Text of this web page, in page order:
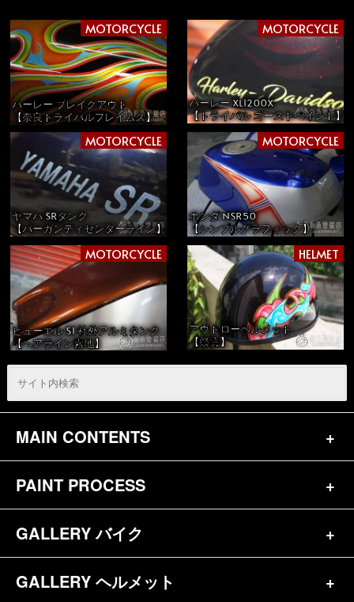
MOTORCYCLE
ハーレー ブレイクアウト
【奈良トライバルフレイムス】
MOTORCYCLE
ハーレー XL1200X
【トライバル ゴーストペイント】
MOTORCYCLE
ヤマハ SRタンク
【バーガンディセンターライン】
MOTORCYCLE
ホンダ NSR50
【シンプルグラフィック】
MOTORCYCLE
ビューエル S1 社外アルミタンク
【ヘアライン素地】
HELMET
アウトローヘルメット
【祭雲】
MAIN CONTENTS
トップページ
お問合せ
PAINT PROCESS
バイク（180）
ヘルメット（84）
GALLERY バイク
バイク一覧（184）
GALLERY ヘルメット